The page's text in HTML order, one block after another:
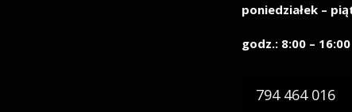
poniedziałek –
godz.: 8:00 – 16:00
794 464 016